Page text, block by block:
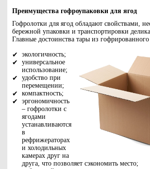
Преимущества гофроупаковки для ягод
Гофролотки для ягод обладают свойствами,
бережной упаковки и транспортировки
Главные достоинства тары из гофрированного
экологичность;
универсальное
использование;
удобство при
перемещении;
компактность;
эргономичность
– гофролотки с
ягодами
устанавливаются
в
рефрижераторах
и холодильных
камерах друг на
друга, что позволяет сэкономить место;